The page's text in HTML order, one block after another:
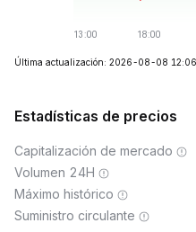
Última actualización: 2026-08-08
Estadísticas de precios
Capitalización de mercado
Volumen 24H
Máximo histórico
Suministro circulante